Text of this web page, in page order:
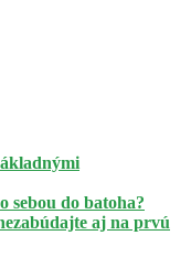
sebou do batoha?
aj na prvú